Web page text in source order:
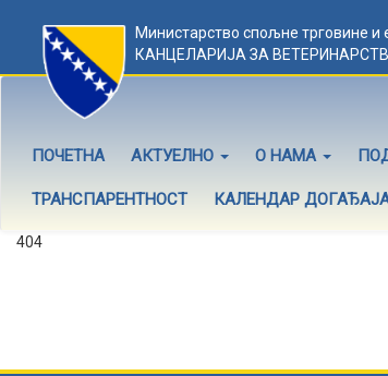
Министарство спољне трговине и
КАНЦЕЛАРИЈА ЗА
ПОЧЕТНА АКТУЕЛНО О НАМА
ТРАНСПАРЕНТНОСТ КАЛЕНДАР
404